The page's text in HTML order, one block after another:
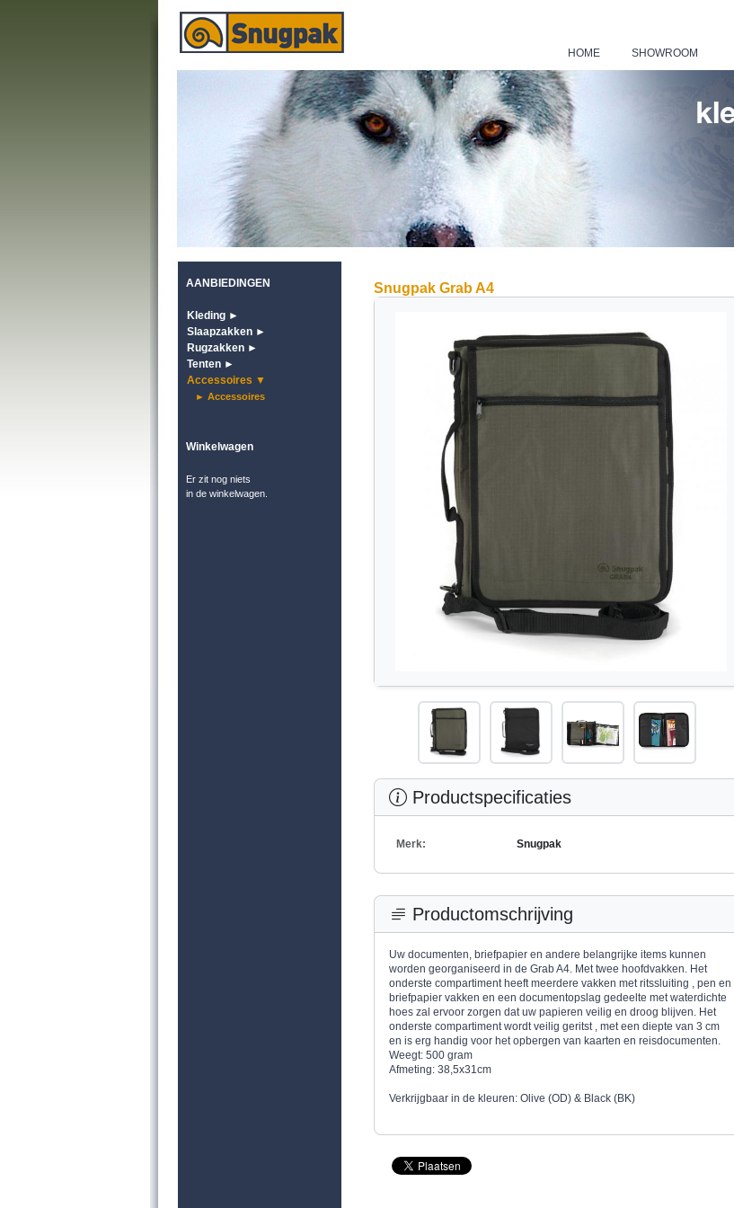
HOME SHOWROOM
AANBIEDINGEN
Kleding ►
Slaapzakken ►
Rugzakken ►
Tenten ►
Accessoires ▼
► Accessoires
Winkelwagen
Er zit nog niets
in de winkelwagen.
Snugpak Grab A4
Productspecificaties
Merk: Snugpak
Productomschrijving
Uw documenten, briefpapier en andere belangrijke items kunnen
worden georganiseerd in de Grab A4. Met twee hoofdvakken. Het
onderste compartiment heeft meerdere vakken met ritssluiting , pen en
briefpapier vakken en een documentopslag gedeelte met waterdichte
hoes zal ervoor zorgen dat uw papieren veilig en droog blijven. Het
onderste compartiment wordt veilig geritst , met een diepte van 3 cm
en is erg handig voor het opbergen van kaarten en reisdocumenten.
Weegt: 500 gram
Afmeting: 38,5x31cm
Verkrijgbaar in de kleuren: Olive (OD) & Black (BK)